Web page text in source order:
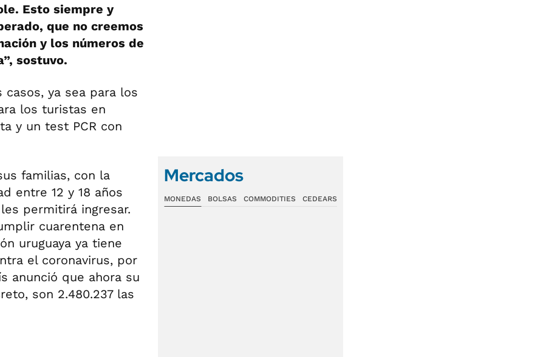
Esto siempre y
que no creemos
y los números de
sostuvo.
ya sea para los
los turistas en
y un test PCR con
familias, con la
entre 12 y 18 años
permitirá ingresar.
cuarentena en
uruguaya ya tiene
el coronavirus, por
anunció que ahora su
son 2.480.237 las
Mercados
MONEDAS BOLSAS COMMODITIES CEDEARS